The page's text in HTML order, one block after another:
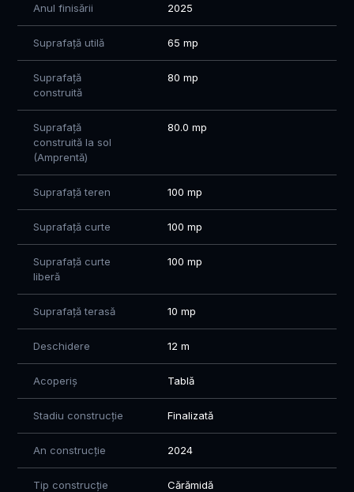
Anul finisării 2025
Suprafață utilă 65 mp
Suprafață
construită
80 mp
Suprafață
construită la sol
(Amprentă)
80.0 mp
Suprafață teren 100 mp
Suprafață curte 100 mp
Suprafață curte
liberă
100 mp
Suprafață terasă 10 mp
Deschidere 12 m
Acoperiș Tablă
Stadiu construcție Finalizată
An construcție 2024
Tip construcție Cărămidă